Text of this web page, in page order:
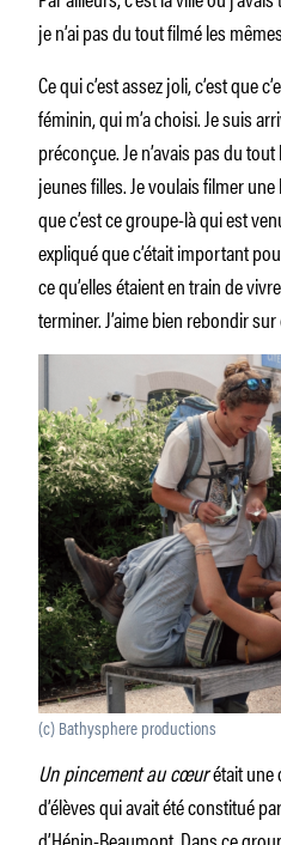
je n’ai pas du tout filmé les
Ce qui c’est assez joli, c’est que
féminin, qui m’a choisi. Je suis
préconçue. Je n’avais pas du
jeunes filles. Je voulais filmer
que c’est ce groupe-là qui est
expliqué que c’était important
ce qu’elles étaient en train de
terminer. J’aime bien rebondir
(c) Bathysphere productions
Un pincement au cœurétait
d’élèves qui avait été constitué
d’Hénin-Beaumont. Dans ce